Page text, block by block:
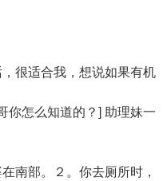
很适合我，想说如果有机
你怎么知道的？] 助理妹一
部。２。你去厕所时，